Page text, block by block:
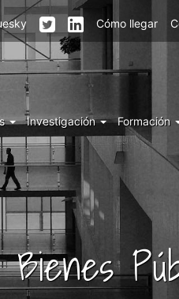
Cómo llegar
Investigación Formación